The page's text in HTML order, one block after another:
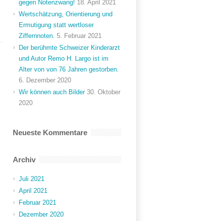
gegen Notenzwang! 18. April 2021
Wertschätzung, Orientierung und
Ermutigung statt wertloser
Ziffernnoten. 5. Februar 2021
Der berühmte Schweizer Kinderarzt
und Autor Remo H. Largo ist im
Alter von von 76 Jahren gestorben.
6. Dezember 2020
Wir können auch Bilder 30. Oktober
2020
Neueste Kommentare
Archiv
Juli 2021
April 2021
Februar 2021
Dezember 2020